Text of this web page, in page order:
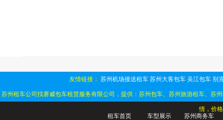
友情链接： 苏州机场接送租车 苏州大客包车 吴江包车 别
苏州租车公司找赛威包车租赁服务有限公司，提供：苏州包车、苏州旅游租车、苏
情，价
租车首页
车型展示 苏州商务车